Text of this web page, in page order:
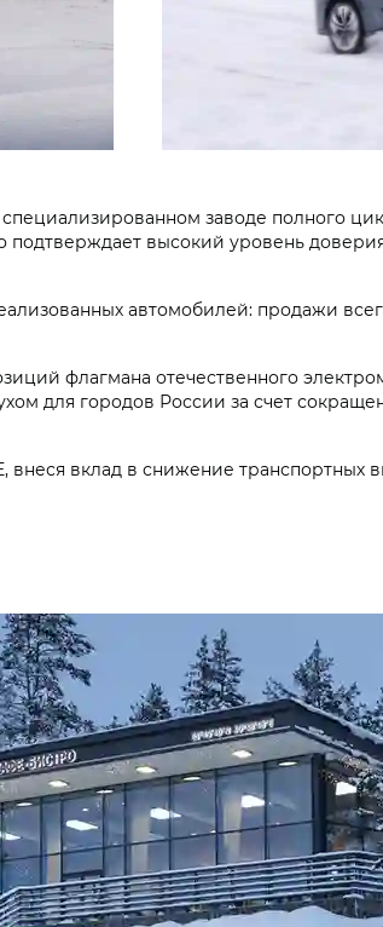
заводе полного
высокий уровень
автомобилей: продажи
флагмана отечественного
для городов России за счет
внеся вклад в снижение транспортных